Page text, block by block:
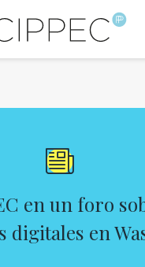
en un foro
digitales en